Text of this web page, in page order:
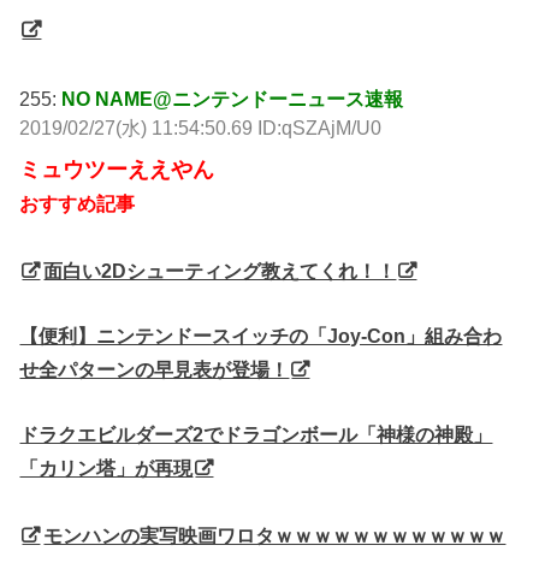
255: NO NAME@ニンテンドーニュース速報
2019/02/27(水) 11:54:50.69 ID:qSZAjM/U0
ミュウツーええやん
おすすめ記事
面白い2Dシューティング教えてくれ！！
【便利】ニンテンドースイッチの「Joy-Con」組み合わ
せ全パターンの早見表が登場！
ドラクエビルダーズ2でドラゴンボール「神様の神殿」
「カリン塔」が再現
モンハンの実写映画ワロタｗｗｗｗｗｗｗｗｗｗｗｗ